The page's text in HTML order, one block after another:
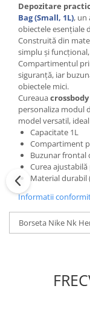
Depozitare
Bag (Small, 1L), un
obiectele esențiale
Construită din
simplu și
Compartimentul
siguranță, iar
obiectele mici.
Cureaua
personaliza modul
model versatil,
Capacitate 1L
Compartiment
Buzunar frontal
Curea
Material durabil
Informatii
Borseta Nike Nk